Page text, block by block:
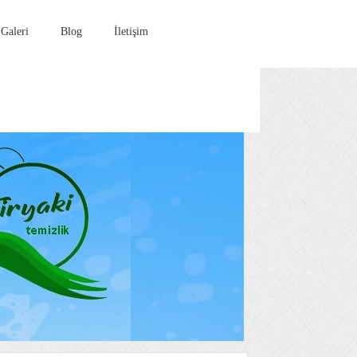
Galeri Blog İletişim